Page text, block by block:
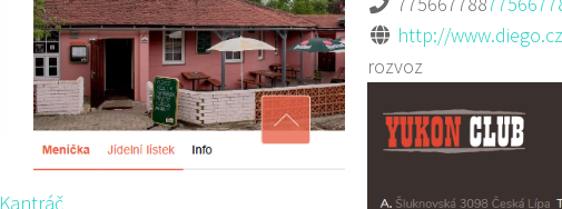
http://
rozvoz
Kantráč